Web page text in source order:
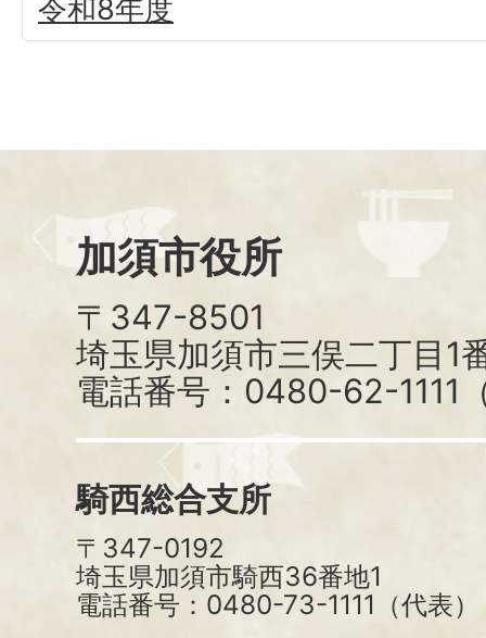
令和8年度
加須市役所
〒347-8501
埼玉県加須市三俣二丁目1
電話番号：0480-62-1111
騎西総合支所
〒347-0192
埼玉県加須市騎西36番地1
電話番号：0480-73-1111（代表）